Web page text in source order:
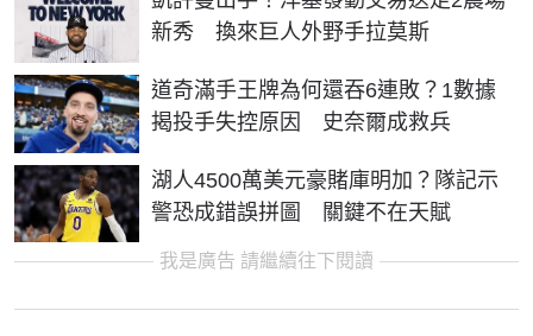
新秀 換來巨人外野手拉莫斯
道奇滿手王牌為何還吞6連敗？1數據
揭投手失控原因 史奈爾成救兵
湖人4500萬美元豪賭庫明加？隊記示
警恐成錯誤拼圖 關鍵不在天賦
我是廣告 請繼續往下閱讀